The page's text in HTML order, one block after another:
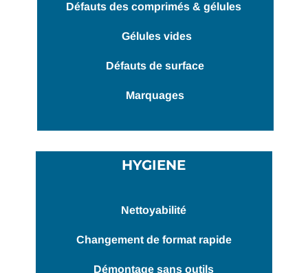
Défauts des comprimés & gélules
Gélules vides
Défauts de surface
Marquages
HYGIENE
Nettoyabilité
Changement de format rapide
Démontage sans outils